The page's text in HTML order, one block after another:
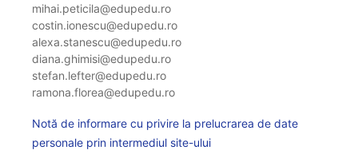
mihai.peticila@edupedu.ro
costin.ionescu@edupedu.ro
alexa.stanescu@edupedu.ro
diana.ghimisi@edupedu.ro
stefan.lefter@edupedu.ro
ramona.florea@edupedu.ro
Notă de informare cu privire la prelucrarea de date
personale prin intermediul site-ului